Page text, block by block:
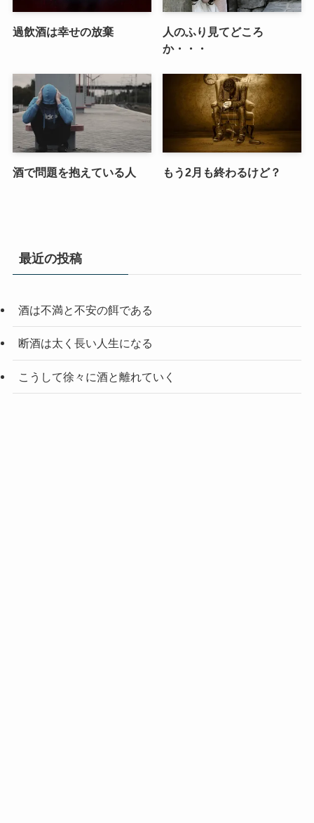
過飲酒は幸せの放棄
人のふり見てどころ
か・・・
酒で問題を抱えている人 もう2月も終わるけど？
最近の投稿
酒は不満と不安の餌である
断酒は太く長い人生になる
こうして徐々に酒と離れていく